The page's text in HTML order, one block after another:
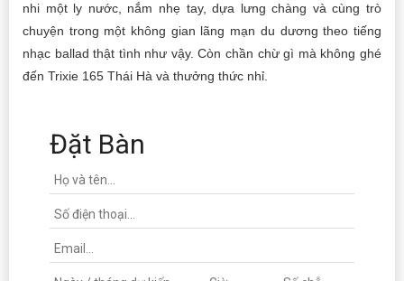
nhi một ly nước, nắm nhẹ tay, dựa lưng chàng và cùng trò
chuyện trong một không gian lãng mạn du dương theo tiếng
nhạc ballad thật tình như vậy. Còn chần chừ gì mà không ghé
đến Trixie 165 Thái Hà và thưởng thức nhỉ.
Đặt Bàn